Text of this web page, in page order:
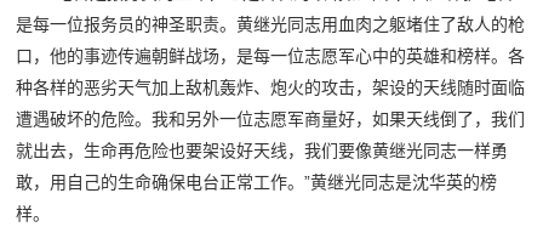
是每一位报务员的神圣职责。黄继光同志用血肉之躯堵住了敌人的枪
口，他的事迹传遍朝鲜战场，是每一位志愿军心中的英雄和榜样。各
种各样的恶劣天气加上敌机轰炸、炮火的攻击，架设的天线随时面临
遭遇破坏的危险。我和另外一位志愿军商量好，如果天线倒了，我们
就出去，生命再危险也要架设好天线，我们要像黄继光同志一样勇
敢，用自己的生命确保电台正常工作。”黄继光同志是沈华英的榜
样。